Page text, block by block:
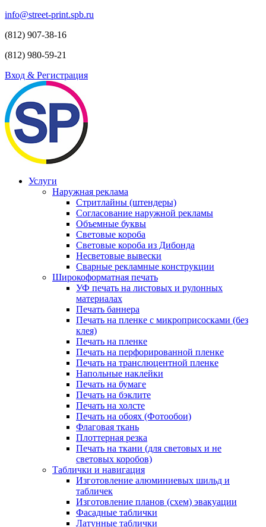
info@street-print.spb.ru
(812) 907-38-16
(812) 980-59-21
Вход & Регистрация
Услуги
Наружная реклама
Стритлайны (штендеры)
Согласование наружной рекламы
Объемные буквы
Световые короба
Световые короба из Дибонда
Несветовые вывески
Сварные рекламные конструкции
Широкоформатная печать
УФ печать на листовых и рулонных
материалах
Печать баннера
Печать на пленке с микроприсосками (без
клея)
Печать на пленке
Печать на перфорированной пленке
Печать на транслюцентной пленке
Напольные наклейки
Печать на бумаге
Печать на бэклите
Печать на холсте
Печать на обоях (Фотообои)
Флаговая ткань
Плоттерная резка
Печать на ткани (для световых и не
световых коробов)
Таблички и навигация
Изготовление алюминиевых шильд и
табличек
Изготовление планов (схем) эвакуации
Фасадные таблички
Латунные таблички